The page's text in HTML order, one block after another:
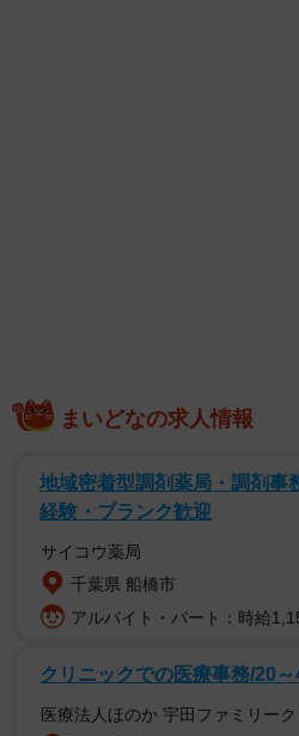
まいどなの求人情報
地域密着型調剤薬局・調剤事
経験・ブランク歓迎
サイコウ薬局
千葉県 船橋市
アルバイト・パート：時給
クリニックでの医療事務/20
医療法人ほのか 宇田ファミリー